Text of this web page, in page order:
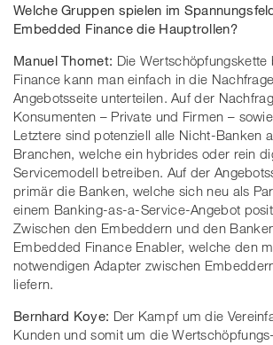
Welche Gruppen spielen im
Embedded Finance die Hauptrollen?
Manuel Thomet: Die
Finance kann man einfach in die
Angebotsseite unterteilen. Auf der
Konsumenten – Private und Firmen –
Letztere sind potenziell alle Nicht-Banken
Branchen, welche ein hybrides oder rein
Servicemodell betreiben. Auf der
primär die Banken, welche sich neu als
einem Banking-as-a-Service-Angebot
Zwischen den Embeddern und den
Embedded Finance Enabler, welche den
notwendigen Adapter zwischen
liefern.
Bernhard Koye: Der Kampf um die
Kunden und somit um die